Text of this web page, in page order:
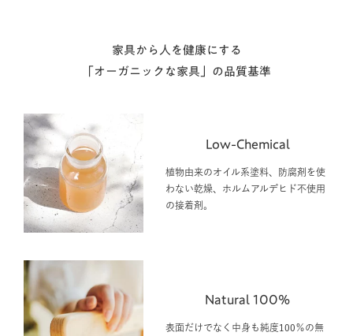
家具から人を健康にする
「オーガニックな家具」の品質基準
Low-Chemical
植物由来のオイル系塗料、防腐剤を使
わない乾燥、ホルムアルデヒド不使用
の接着剤。
Natural 100%
表面だけでなく中身も純度100％の無